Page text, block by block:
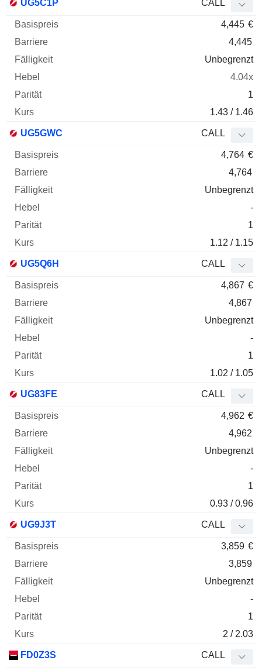
UG5C1P CALL
4,445 €
4,445
Unbegrenzt
4.04x
1
1.43 / 1.46
UG5GWC CALL
4,764 €
4,764
Unbegrenzt
-
1
1.12 / 1.15
UG5Q6H CALL
4,867 €
4,867
Unbegrenzt
-
1
1.02 / 1.05
UG83FE CALL
4,962 €
4,962
Unbegrenzt
-
1
0.93 / 0.96
UG9J3T CALL
3,859 €
3,859
Unbegrenzt
-
1
2 / 2.03
FD0Z3S CALL